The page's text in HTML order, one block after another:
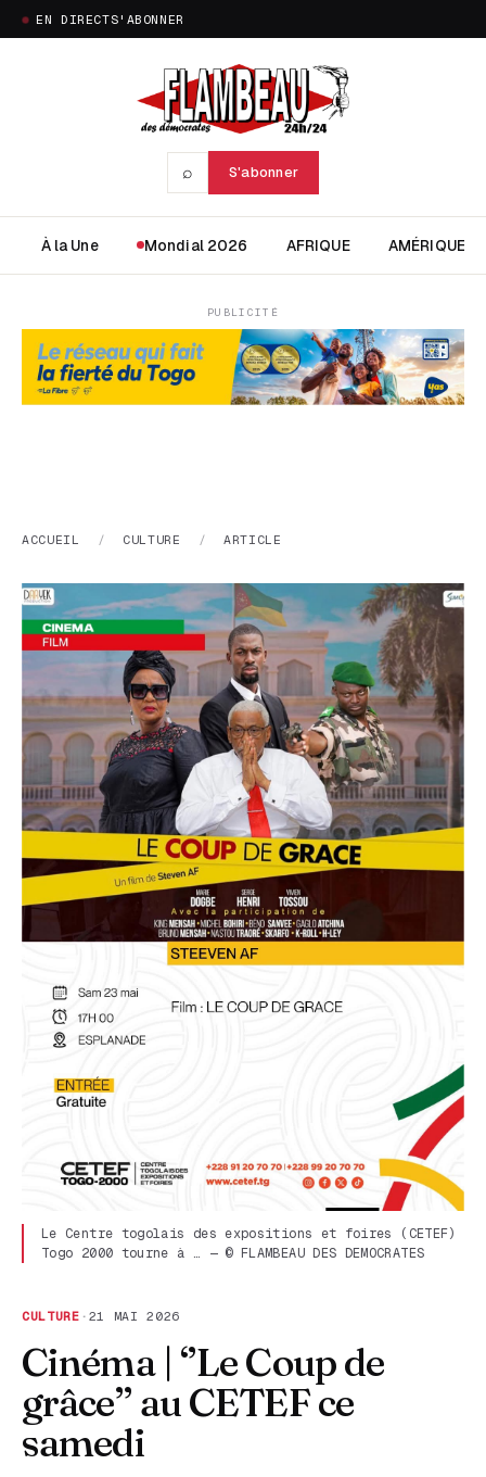
EN DIRECTS'ABONNER
⌕ S'abonner
À la Une Mondial 2026 AFRIQUE AMÉRIQUE
PUBLICITÉ
ACCUEIL / CULTURE / ARTICLE
Le Centre togolais des expositions et foires (CETEF)
Togo 2000 tourne à … — © FLAMBEAU DES DEMOCRATES
CULTURE · 21 MAI 2026
Cinéma | ‘’Le Coup de
grâce’’ au CETEF ce
samedi